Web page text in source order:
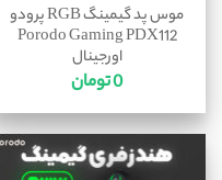
موس پد گیمینگ RGB پرودو
Porodo Gaming PDX112
اورجینال
0تومان